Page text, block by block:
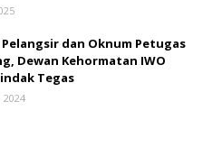
dan Oknum Petugas
Dewan Kehormatan IWO
Tegas